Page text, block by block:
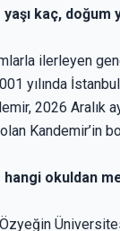
kaç, doğum
ilerleyen
yılında
2026 Aralık
Kandemir’in
okuldan